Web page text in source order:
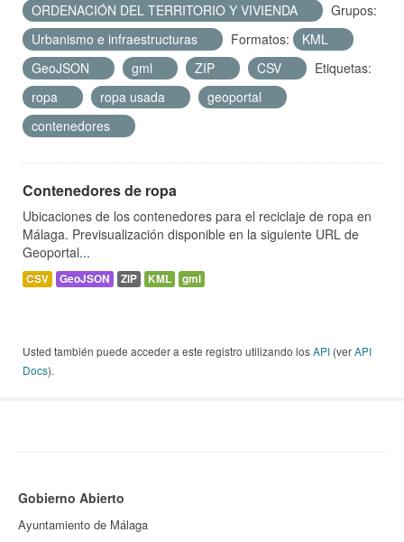
ORDENACIÓN DEL TERRITORIO Y VIVIENDA
Grupos:
Urbanismo e infraestructuras
Formatos:
KML
GeoJSON
gml ZIP CSV
Etiquetas:
ropa
ropa usada
geoportal
contenedores
Contenedores de ropa
Ubicaciones de los contenedores para el reciclaje de ropa en
Málaga. Previsualización disponible en la siguiente URL de
Geoportal...
CSV GeoJSON ZIP KML gml
Usted también puede acceder a este registro utilizando losAPI (verAPI
Docs).
Gobierno Abierto
Ayuntamiento de Málaga